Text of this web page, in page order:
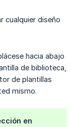
cualquier diseño
hacia abajo
de biblioteca,
de plantillas
mismo.
en